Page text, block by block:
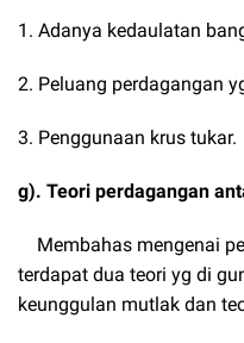
1. Adanya kedaulatan
2. Peluang perdagangan
3. Penggunaan krus tukar.
g). Teori perdagangan
Membahas mengenai
terdapat dua teori yg di
keunggulan mutlak dan